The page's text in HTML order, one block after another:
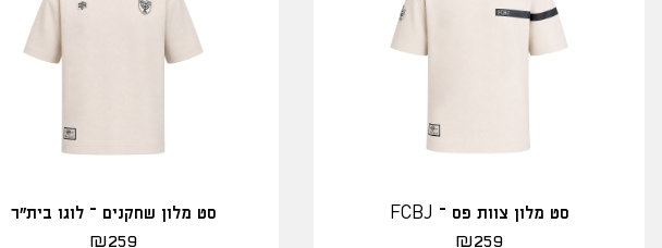
סט מלון צוות פס – FCBJ
₪259
סט מלון שחקנים – לוגו בית"ר
₪259